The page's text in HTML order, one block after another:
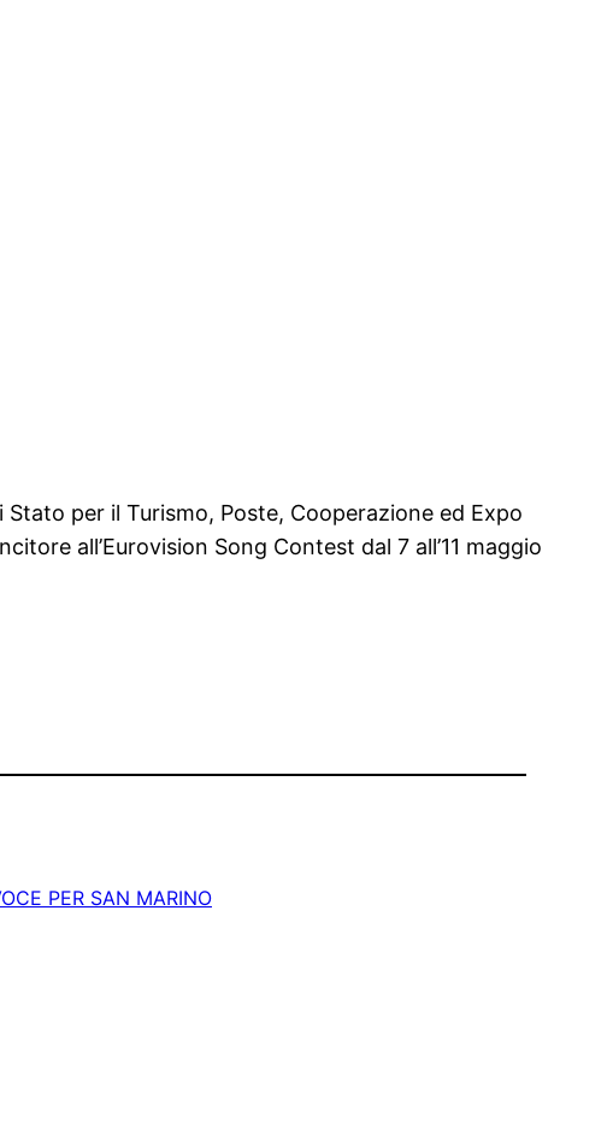
per il Turismo, Poste, Cooperazione ed Expo
all’Eurovision Song Contest dal 7 all’11 maggio
PER SAN MARINO